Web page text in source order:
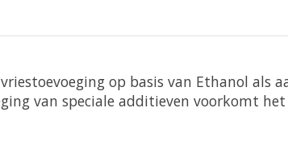
op basis van Ethanol
van speciale additieven voorkomt